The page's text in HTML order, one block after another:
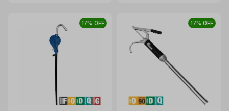
17% OFF 17% OFF